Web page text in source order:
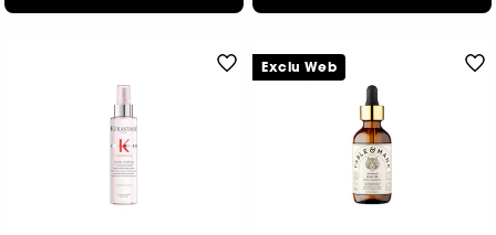
Exclu Web